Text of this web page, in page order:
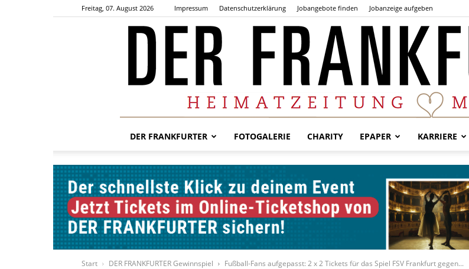
Freitag, 07. August 2026 Impressum Datenschutzerklärung Jobangebote finden Jobanzeige aufgeben
Frankfurter
DER FRANKFURTER FOTOGALERIE CHARITY EPAPER KARRIERE
Start DER FRANKFURTER Gewinnspiel Fußball-Fans aufgepasst: 2 x 2 Tickets für das Spiel FSV Frankfurt gegen...